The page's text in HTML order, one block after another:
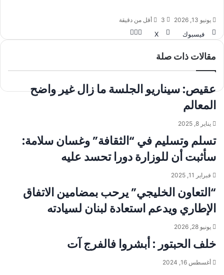
يونيو 13, 2026 3 أقل من دقيقة
فيسبوك ‫X
مقالات ذات صلة
عقيص: سيناريو الجلسة ما زال غير واضح
المعالم
يناير 8, 2025
تسلم وتسليم في “الثقافة” وغسان سلامة:
سأثبت أن للوزارة دورا تحسد عليه
فبراير 11, 2025
“التعاون الخليجي” يرحب بمضامين الاتفاق
الإطاري ويدعم استعادة لبنان لسيادته
يونيو 28, 2026
خلف الحبتور : أبشروا فالفرج آت
أغسطس 16, 2024